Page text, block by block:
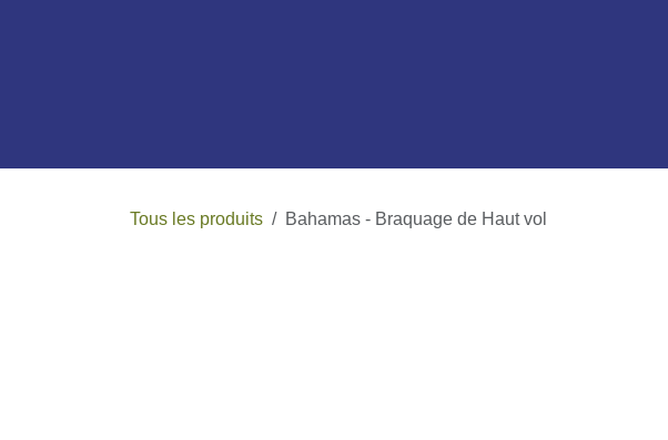
Tous les produits Bahamas - Braquage de Haut vol